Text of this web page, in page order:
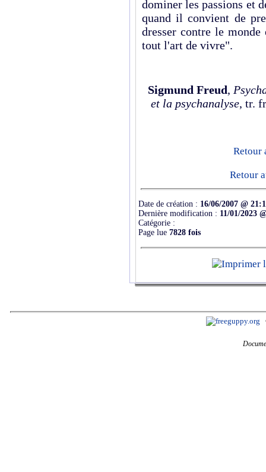
dominer les passions et
quand il convient de
dresser contre le
tout l'art de vivre".
Sigmund Freud,
et la psychanalyse, tr.
Retour
Retour
Date de création : 16/06/2007 @
Dernière modification : 11/01/2023
Catégorie :
Page lue 7828 fois